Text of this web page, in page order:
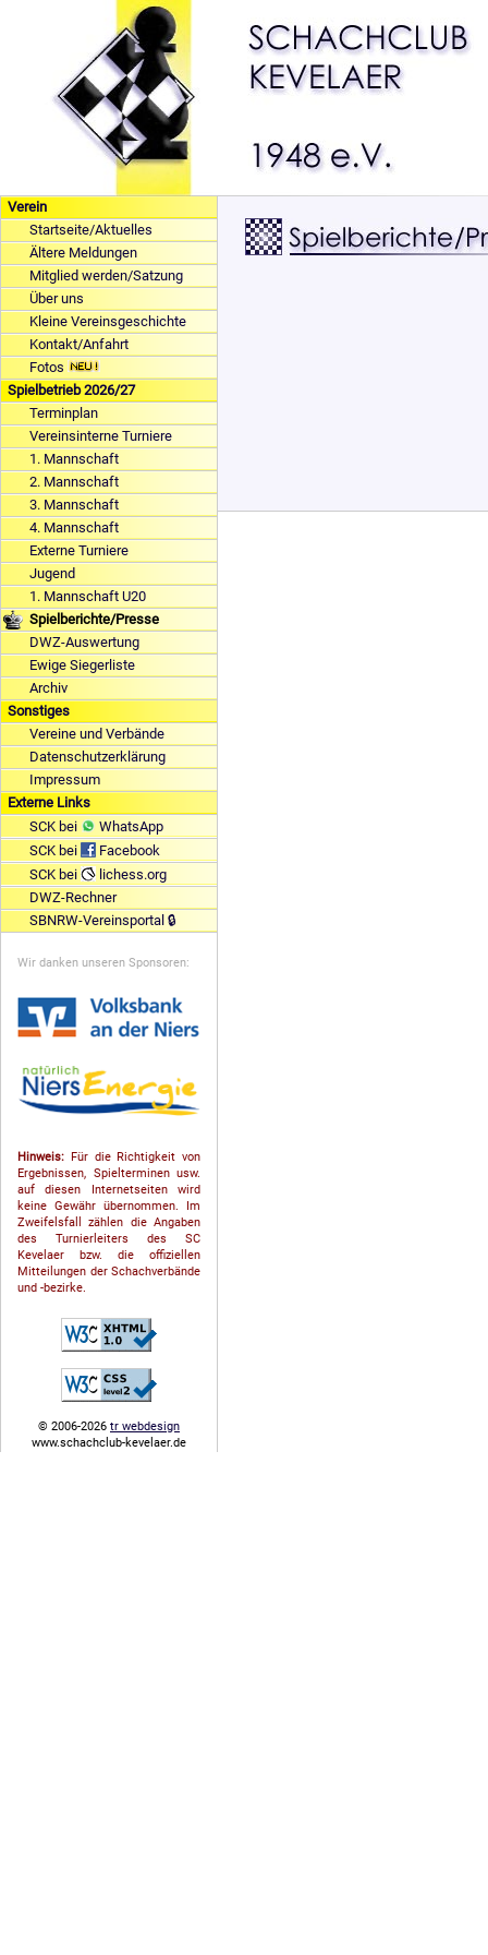
Verein
Startseite/Aktuelles
Ältere Meldungen
Mitglied werden/Satzung
Über uns
Kleine Vereinsgeschichte
Kontakt/Anfahrt
Fotos
Spielbetrieb 2026/27
Terminplan
Vereinsinterne Turniere
1. Mannschaft
2. Mannschaft
3. Mannschaft
4. Mannschaft
Externe Turniere
Jugend
1. Mannschaft U20
Spielberichte/Presse
DWZ-Auswertung
Ewige Siegerliste
Archiv
Sonstiges
Vereine und Verbände
Datenschutzerklärung
Impressum
Externe Links
SCK bei
WhatsApp
SCK bei
Facebook
SCK bei
lichess.org
DWZ-Rechner
SBNRW-Vereinsportal 🔒
Wir danken unseren Sponsoren:
Hinweis: Für die Richtigkeit von
Ergebnissen, Spielterminen usw.
auf diesen Internetseiten wird
keine Gewähr übernommen. Im
Zweifelsfall zählen die Angaben
des Turnierleiters des SC
Kevelaer bzw. die offiziellen
Mitteilungen der Schach­ver­bände
und -bezirke.
© 2006-2026 tr webdesign
www.schachclub-kevelaer.de